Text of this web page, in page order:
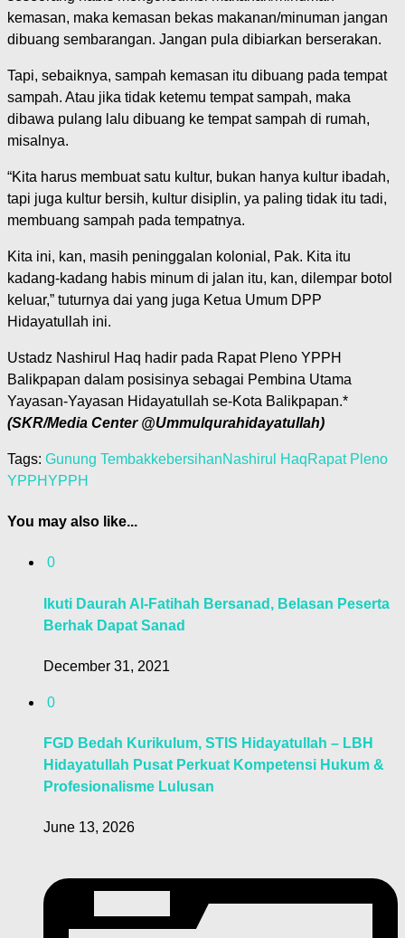
kemasan, maka kemasan bekas makanan/minuman jangan
dibuang sembarangan. Jangan pula dibiarkan berserakan.
Tapi, sebaiknya, sampah kemasan itu dibuang pada tempat
sampah. Atau jika tidak ketemu tempat sampah, maka
dibawa pulang lalu dibuang ke tempat sampah di rumah,
misalnya.
“Kita harus membuat satu kultur, bukan hanya kultur ibadah,
tapi juga kultur bersih, kultur disiplin, ya paling tidak itu tadi,
membuang sampah pada tempatnya.
Kita ini, kan, masih peninggalan kolonial, Pak. Kita itu
kadang-kadang habis minum di jalan itu, kan, dilempar botol
keluar,” tuturnya dai yang juga Ketua Umum DPP
Hidayatullah ini.
Ustadz Nashirul Haq hadir pada Rapat Pleno YPPH
Balikpapan dalam posisinya sebagai Pembina Utama
Yayasan-Yayasan Hidayatullah se-Kota Balikpapan.*
(SKR/Media Center @Ummulqurahidayatullah)
Tags: Gunung TembakkebersihanNashirul HaqRapat Pleno
YPPHYPPH
You may also like...
0
Ikuti Daurah Al-Fatihah Bersanad, Belasan Peserta
Berhak Dapat Sanad
December 31, 2021
0
FGD Bedah Kurikulum, STIS Hidayatullah – LBH
Hidayatullah Pusat Perkuat Kompetensi Hukum &
Profesionalisme Lulusan
June 13, 2026